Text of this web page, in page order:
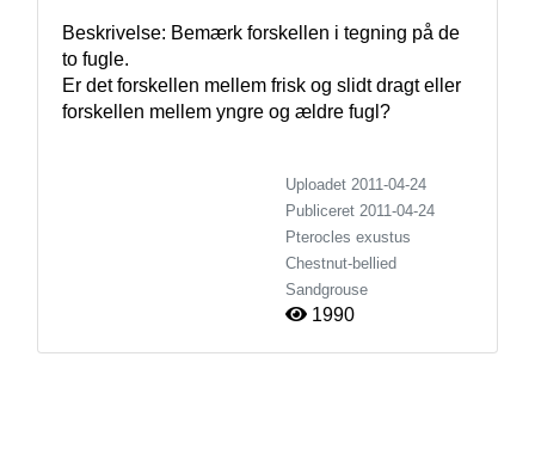
Beskrivelse: Bemærk forskellen i tegning på de
to fugle.
Er det forskellen mellem frisk og slidt dragt eller
forskellen mellem yngre og ældre fugl?
Uploadet 2011-04-24
Publiceret 2011-04-24
Pterocles exustus
Chestnut-bellied
Sandgrouse
1990